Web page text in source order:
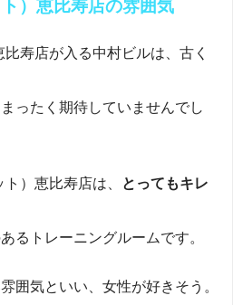
）恵比寿店の雰囲気
寿店が入る中村ビルは、古く
ったく期待していませんでし
）恵比寿店は、
とってもキレ
るトレーニングルームです。
囲気といい、女性が好きそう。